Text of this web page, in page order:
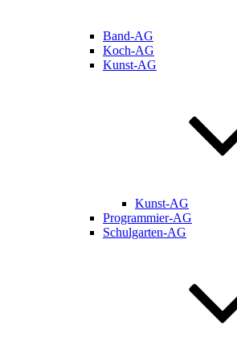
Band-AG
Koch-AG
Kunst-AG
Kunst-AG
Programmier-AG
Schulgarten-AG